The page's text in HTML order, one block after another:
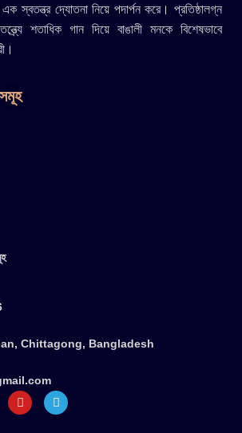
এক স্বতন্ত্র দ্যোতনা নিয়ে পদার্পন করে। প্রতিষ্ঠালগ্ন
শতাধিক গান দিয়ে বাঙালী মনকে বিশেষভাবে
Chittagong, Bangladesh